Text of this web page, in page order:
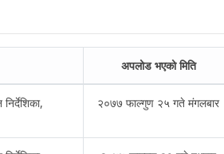
अपलोड भएको मिति
२०७७ फाल्गुण २५ गते मंगलबार